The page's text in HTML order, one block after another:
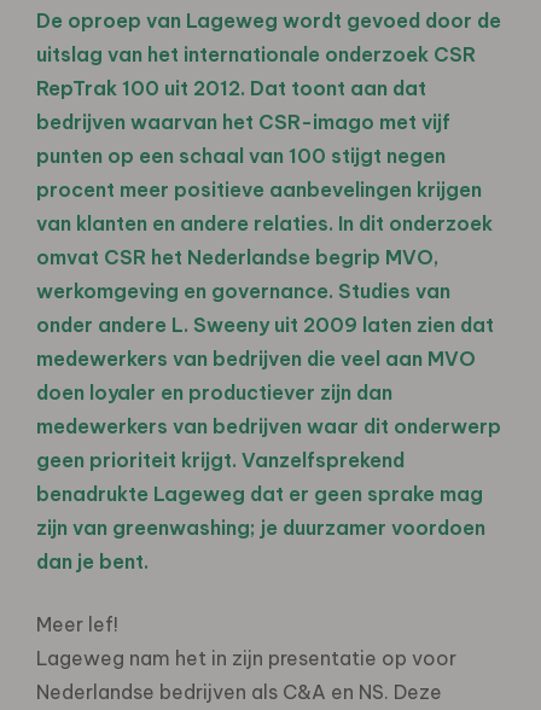
De oproep van Lageweg wordt gevoed door de
uitslag van het internationale onderzoek CSR
RepTrak 100 uit 2012. Dat toont aan dat
bedrijven waarvan het CSR-imago met vijf
punten op een schaal van 100 stijgt negen
procent meer positieve aanbevelingen krijgen
van klanten en andere relaties. In dit onderzoek
omvat CSR het Nederlandse begrip MVO,
werkomgeving en governance. Studies van
onder andere L. Sweeny uit 2009 laten zien dat
medewerkers van bedrijven die veel aan MVO
doen loyaler en productiever zijn dan
medewerkers van bedrijven waar dit onderwerp
geen prioriteit krijgt. Vanzelfsprekend
benadrukte Lageweg dat er geen sprake mag
zijn van greenwashing; je duurzamer voordoen
dan je bent.
Meer lef!
Lageweg nam het in zijn presentatie op voor
Nederlandse bedrijven als C&A en NS. Deze